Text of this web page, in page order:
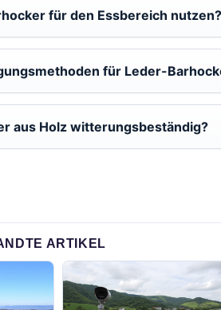
für den Essbereich nutzen?
für Leder-
aus Holz witterungsbeständig?
ARTIKEL